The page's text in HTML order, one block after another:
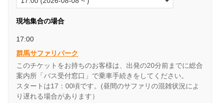
現地集合の場合
17:00
群馬サファリパーク
このチケットをお持ちのお客様は、出発の20分前までに総合
案内所「バス受付窓口」で乗車手続きをしてください。
スタートは17：00頃です。(昼間のサファリの混雑状況によ
り遅れる場合があります）